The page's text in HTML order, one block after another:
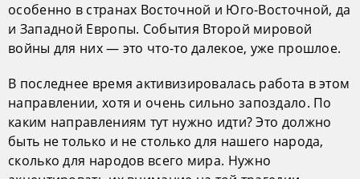
особенно в странах Восточной и Юго-Восточной, да
и Западной Европы. События Второй мировой
войны для них — это что-то далекое, уже прошлое.
В последнее время активизировалась работа в этом
направлении, хотя и очень сильно запоздало. По
каким направлениям тут нужно идти? Это должно
быть не только и не столько для нашего народа,
сколько для народов всего мира. Нужно